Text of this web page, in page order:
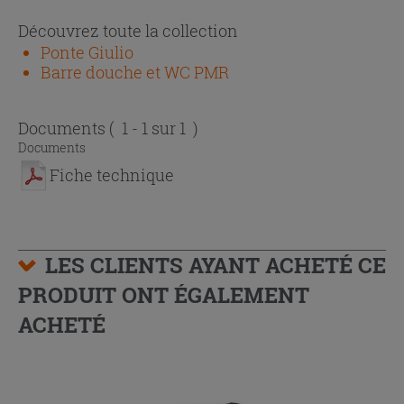
Découvrez toute la collection
Ponte Giulio
Barre douche et WC PMR
Documents ( 1 - 1 sur 1 )
Documents
Fiche technique
LES CLIENTS AYANT ACHETÉ CE
PRODUIT ONT ÉGALEMENT
ACHETÉ